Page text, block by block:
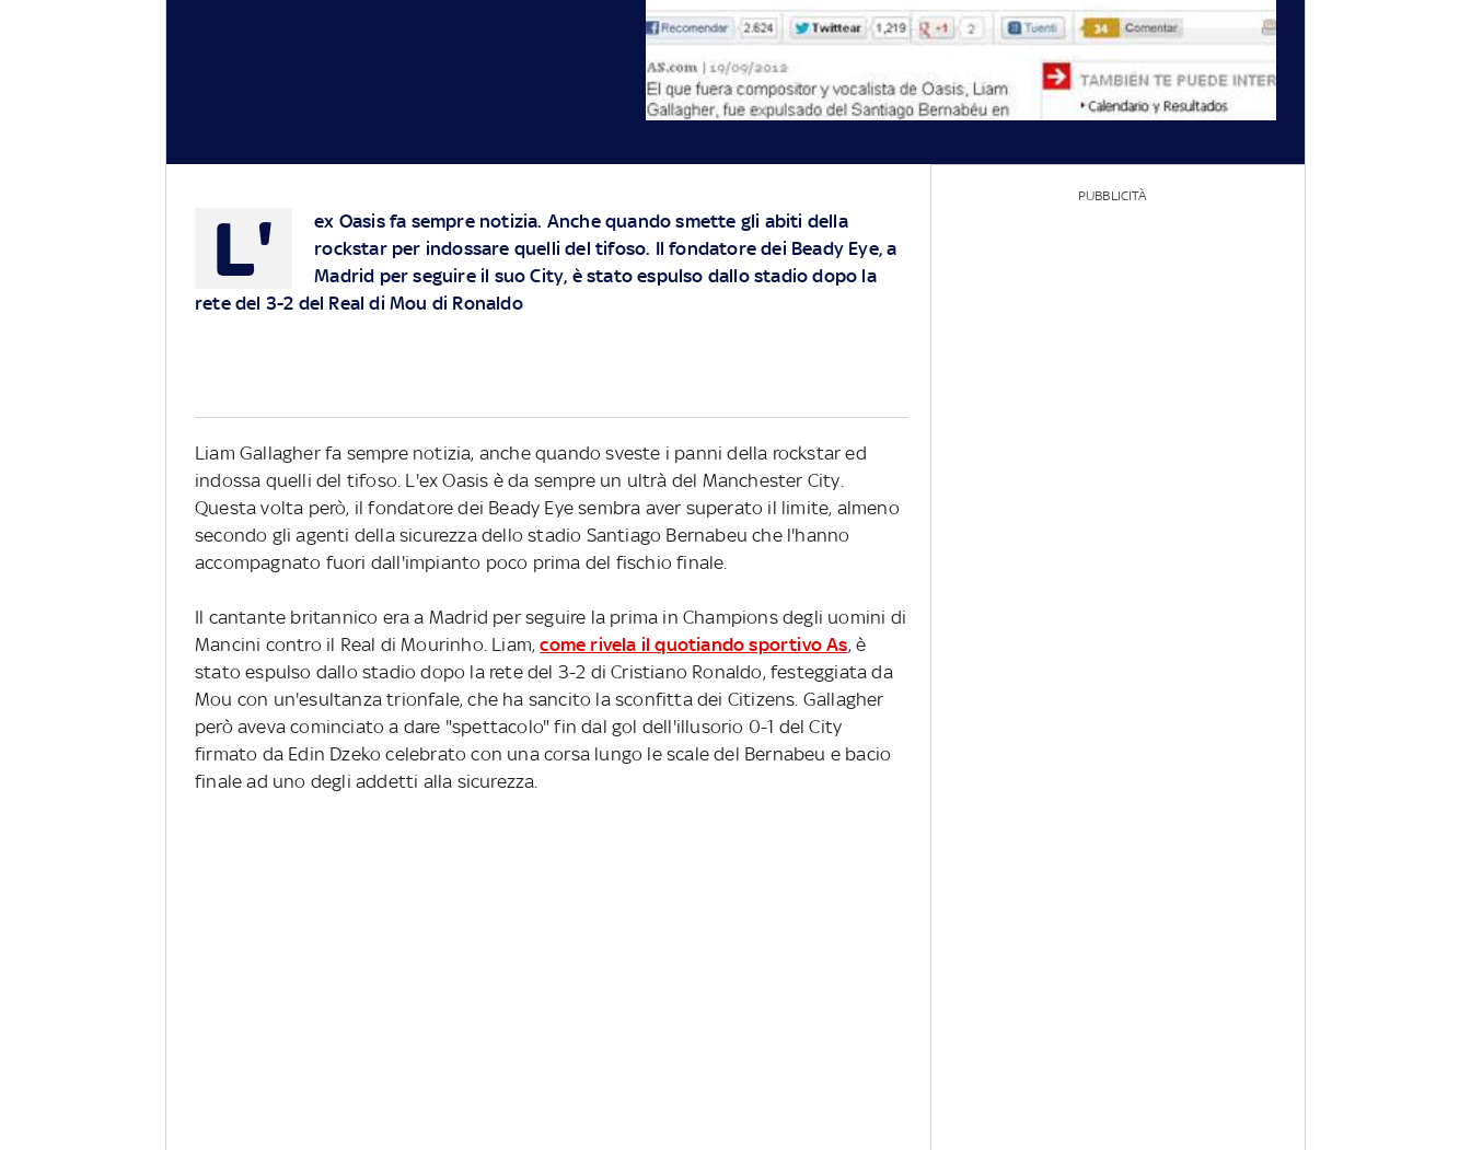
L'
ex Oasis fa sempre notizia. Anche quando smette gli abiti della
rockstar per indossare quelli del tifoso. Il fondatore dei Beady Eye, a
Madrid per seguire il suo City, è stato espulso dallo stadio dopo la
rete del 3-2 del Real di Mou di Ronaldo
Liam Gallagher fa sempre notizia, anche quando sveste i panni della rockstar ed
indossa quelli del tifoso. L'ex Oasis è da sempre un ultrà del Manchester City.
Questa volta però, il fondatore dei Beady Eye sembra aver superato il limite, almeno
secondo gli agenti della sicurezza dello stadio Santiago Bernabeu che l'hanno
accompagnato fuori dall'impianto poco prima del fischio finale.
Il cantante britannico era a Madrid per seguire la prima in Champions degli uomini di
Mancini contro il Real di Mourinho. Liam,come rivela il quotiando sportivo As, è
stato espulso dallo stadio dopo la rete del 3-2 di Cristiano Ronaldo, festeggiata da
Mou con un'esultanza trionfale, che ha sancito la sconfitta dei Citizens. Gallagher
però aveva cominciato a dare "spettacolo" fin dal gol dell'illusorio 0-1 del City
firmato da Edin Dzeko celebrato con una corsa lungo le scale del Bernabeu e bacio
finale ad uno degli addetti alla sicurezza.
PUBBLICITÀ